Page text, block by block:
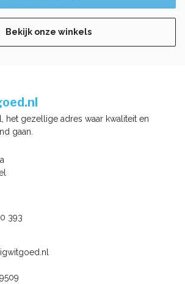
Bekijk onze winkels
het gezellige adres waar kwaliteit en
gaan.
393